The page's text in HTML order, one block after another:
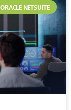
ORACLE NETSUITE